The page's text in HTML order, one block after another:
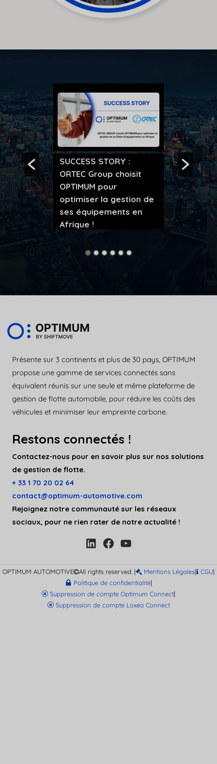
de
SUCCESS STORY :
ORTEC Group choisit
OPTIMUM pour
optimiser la gestion de
ses équipements en
Afrique !
Présente sur 3 continents et plus de 30 pays, OPTIMUM
propose une gamme de services connectés sans
équivalent réunis sur une seule et même plateforme de
gestion de flotte automobile, pour réduire les coûts des
véhicules et minimiser leur empreinte carbone.
Restons connectés !
Contactez-nous pour en savoir plus sur nos solutions
de gestion de flotte.
+ 33 1 70 20 02 64
contact@optimum-automotive.com
Rejoignez notre communauté sur les réseaux
sociaux, pour ne rien rater de notre actualité !
LinkedIn
Facebook
YouTube
OPTIMUM AUTOMOTIVE All rights reserved. | Mentions Légales| CGU|
Politique de confidentialité|
Suppression de compte Optimum Connect|
Suppression de compte Loxea Connect